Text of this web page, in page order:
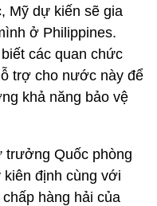
Mỹ dự kiến sẽ gia
ở Philippines.
các quan chức
trợ cho nước này để
khả năng bảo vệ
trưởng Quốc phòng
kiên định cùng với
hàng hải của